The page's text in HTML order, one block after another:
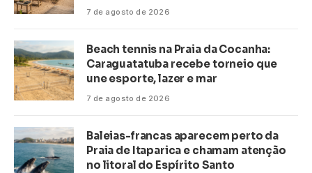
7 de agosto de 2026
Beach tennis na Praia da Cocanha:
Caraguatatuba recebe torneio que
une esporte, lazer e mar
7 de agosto de 2026
Baleias-francas aparecem perto da
Praia de Itaparica e chamam atenção
no litoral do Espírito Santo